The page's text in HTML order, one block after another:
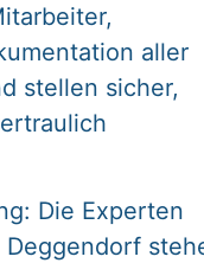
aller
stellen sicher,
Die Experten